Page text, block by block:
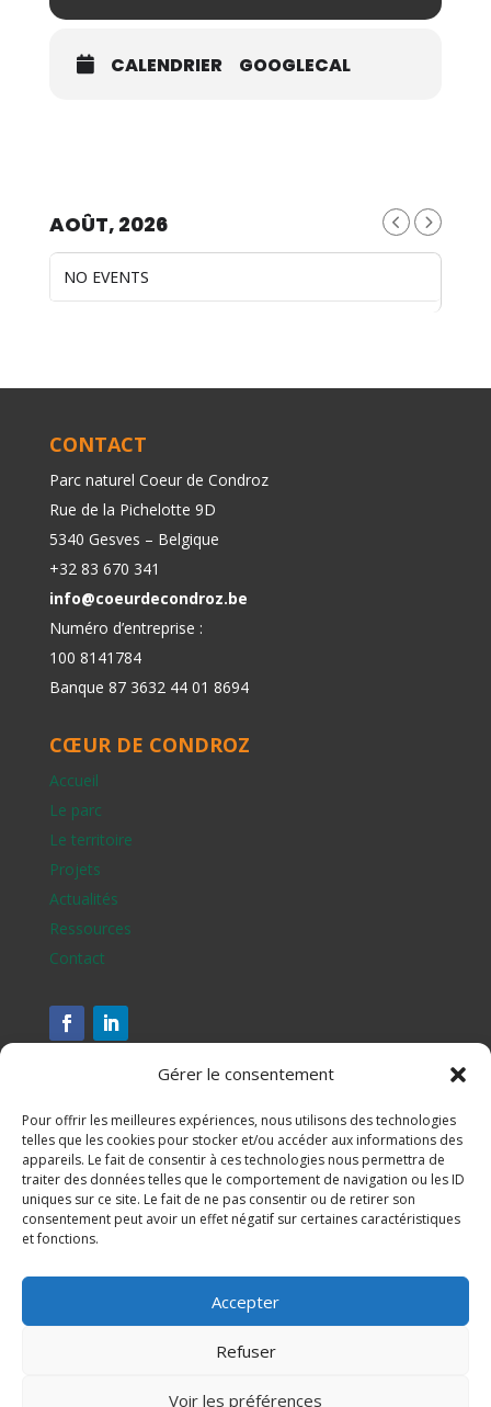
Gérer le consentement
Pour offrir les meilleures expériences, nous utilisons des technologies
telles que les cookies pour stocker et/ou accéder aux informations des
appareils. Le fait de consentir à ces technologies nous permettra de
traiter des données telles que le comportement de navigation ou les ID
uniques sur ce site. Le fait de ne pas consentir ou de retirer son
consentement peut avoir un effet négatif sur certaines caractéristiques
et fonctions.
Accepter
Refuser
Voir les préférences
CALENDRIER GOOGLECAL
AOÛT, 2026
NO EVENTS
CONTACT
Parc naturel Coeur de Condroz
Rue de la Pichelotte 9D
5340 Gesves – Belgique
+32 83 670 341
info@coeurdecondroz.be
Numéro d’entreprise :
100 8141784
Banque 87 3632 44 01 8694
CŒUR DE CONDROZ
Accueil
Le parc
Le territoire
Projets
Actualités
Ressources
Contact
Assesse, Ciney, Gesves, Hamois, Havelange et Ohey
S'inscrire à notre newsletter